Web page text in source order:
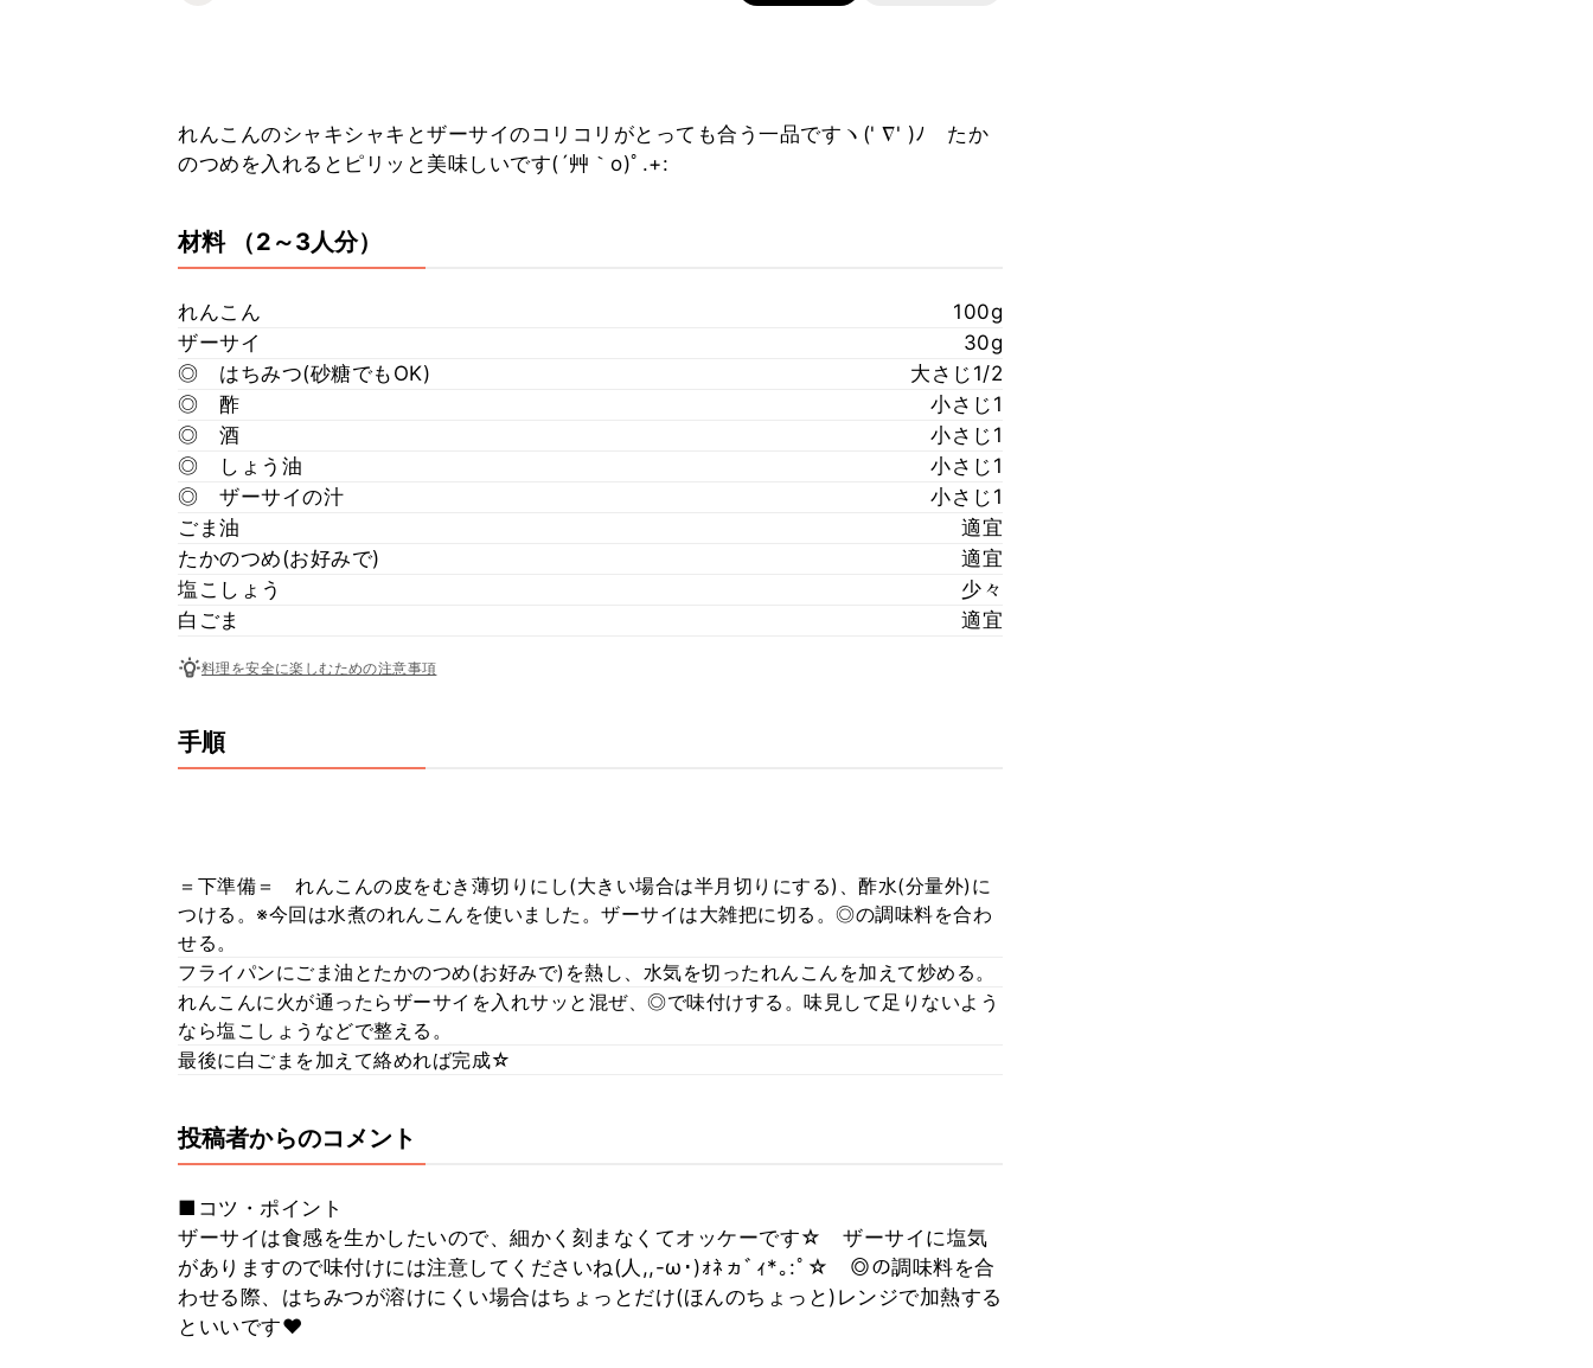
れんこんのシャキシャキとザーサイのコリコリがとっても合う一品ですヽ(' ∇' )ﾉ たか
のつめを入れるとピリッと美味しいです(´艸｀o)ﾟ.+:
材料 （2～3人分）
れんこん
100g
ザーサイ
30g
◎ はちみつ(砂糖でもOK)
大さじ1/2
◎ 酢
小さじ1
◎ 酒
小さじ1
◎ しょう油
小さじ1
◎ ザーサイの汁
小さじ1
ごま油
適宜
たかのつめ(お好みで)
適宜
塩こしょう
少々
白ごま
適宜
料理を安全に楽しむための注意事項
手順
＝下準備＝ れんこんの皮をむき薄切りにし(大きい場合は半月切りにする)、酢水(分量外)に
つける。※今回は水煮のれんこんを使いました。ザーサイは大雑把に切る。◎の調味料を合わ
せる。
フライパンにごま油とたかのつめ(お好みで)を熱し、水気を切ったれんこんを加えて炒める。
れんこんに火が通ったらザーサイを入れサッと混ぜ、◎で味付けする。味見して足りないよう
なら塩こしょうなどで整える。
最後に白ごまを加えて絡めれば完成☆
投稿者からのコメント
■コツ・ポイント
ザーサイは食感を生かしたいので、細かく刻まなくてオッケーです☆ ザーサイに塩気
がありますので味付けには注意してくださいね(人,,-ω･)ｫﾈヵﾞｨ*｡:ﾟ☆ ◎の調味料を合
わせる際、はちみつが溶けにくい場合はちょっとだけ(ほんのちょっと)レンジで加熱する
といいです❤